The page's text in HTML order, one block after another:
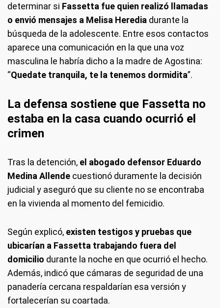
determinar si Fassetta fue quien realizó llamadas
o envió mensajes a Melisa Heredia durante la
búsqueda de la adolescente. Entre esos contactos
aparece una comunicación en la que una voz
masculina le habría dicho a la madre de Agostina:
“Quedate tranquila, te la tenemos dormidita”.
La defensa sostiene que Fassetta no
estaba en la casa cuando ocurrió el
crimen
Tras la detención, el abogado defensor Eduardo
Medina Allende cuestionó duramente la decisión
judicial y aseguró que su cliente no se encontraba
en la vivienda al momento del femicidio.
Según explicó, existen testigos y pruebas que
ubicarían a Fassetta trabajando fuera del
domicilio durante la noche en que ocurrió el hecho.
Además, indicó que cámaras de seguridad de una
panadería cercana respaldarían esa versión y
fortalecerían su coartada.